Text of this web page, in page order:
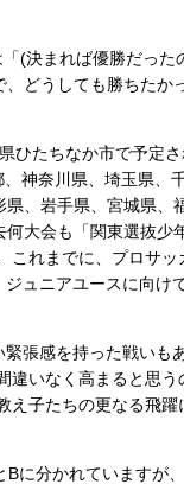
(決まれば優勝だった
どうしても勝ちたか
ひたちなか市で予定
神奈川県、埼玉県、
、岩手県、宮城県、
大会も「関東選抜少
れまでに、プロサッ
ュニアユースに向け
張感を持った戦いも
違いなく高まると思
子たちの更なる飛躍
に分かれていますが